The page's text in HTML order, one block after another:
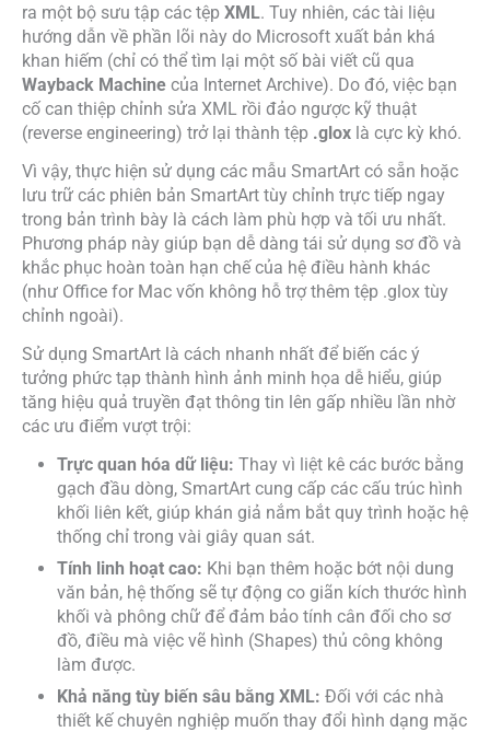
ra một bộ sưu tập các tệp XML. Tuy nhiên, các tài liệu
hướng dẫn về phần lõi này do Microsoft xuất bản khá
khan hiếm (chỉ có thể tìm lại một số bài viết cũ qua
Wayback Machine của Internet Archive). Do đó, việc bạn
cố can thiệp chỉnh sửa XML rồi đảo ngược kỹ thuật
(reverse engineering) trở lại thành tệp .glox là cực kỳ khó.
Vì vậy, thực hiện sử dụng các mẫu SmartArt có sẵn hoặc
lưu trữ các phiên bản SmartArt tùy chỉnh trực tiếp ngay
trong bản trình bày là cách làm phù hợp và tối ưu nhất.
Phương pháp này giúp bạn dễ dàng tái sử dụng sơ đồ và
khắc phục hoàn toàn hạn chế của hệ điều hành khác
(như Office for Mac vốn không hỗ trợ thêm tệp .glox tùy
chỉnh ngoài).
Sử dụng SmartArt là cách nhanh nhất để biến các ý
tưởng phức tạp thành hình ảnh minh họa dễ hiểu, giúp
tăng hiệu quả truyền đạt thông tin lên gấp nhiều lần nhờ
các ưu điểm vượt trội:
Trực quan hóa dữ liệu: Thay vì liệt kê các bước bằng
gạch đầu dòng, SmartArt cung cấp các cấu trúc hình
khối liên kết, giúp khán giả nắm bắt quy trình hoặc hệ
thống chỉ trong vài giây quan sát.
Tính linh hoạt cao: Khi bạn thêm hoặc bớt nội dung
văn bản, hệ thống sẽ tự động co giãn kích thước hình
khối và phông chữ để đảm bảo tính cân đối cho sơ
đồ, điều mà việc vẽ hình (Shapes) thủ công không
làm được.
Khả năng tùy biến sâu bằng XML: Đối với các nhà
thiết kế chuyên nghiệp muốn thay đổi hình dạng mặc